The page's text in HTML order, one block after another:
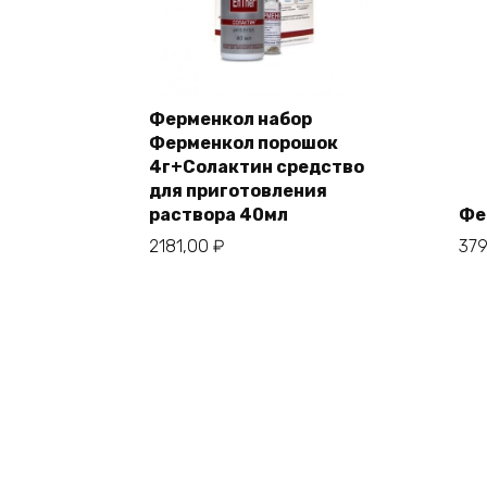
Ферменкол набор
Ферменкол порошок
4г+Солактин средство
для приготовления
раствора 40мл
2181,00 ₽